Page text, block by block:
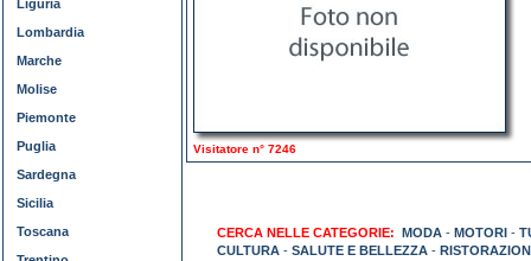
Visitatore n° 7246
CERCA NELLE CATEGORIE: MODA - MOTORI -
CULTURA - SALUTE E BELLEZZA -
Liguria
Lombardia
Marche
Molise
Piemonte
Puglia
Sardegna
Sicilia
Toscana